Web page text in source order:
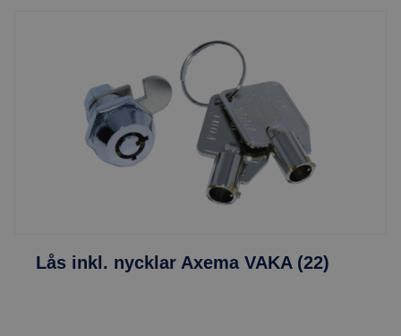
Lås inkl. nycklar Axema VAKA (22)